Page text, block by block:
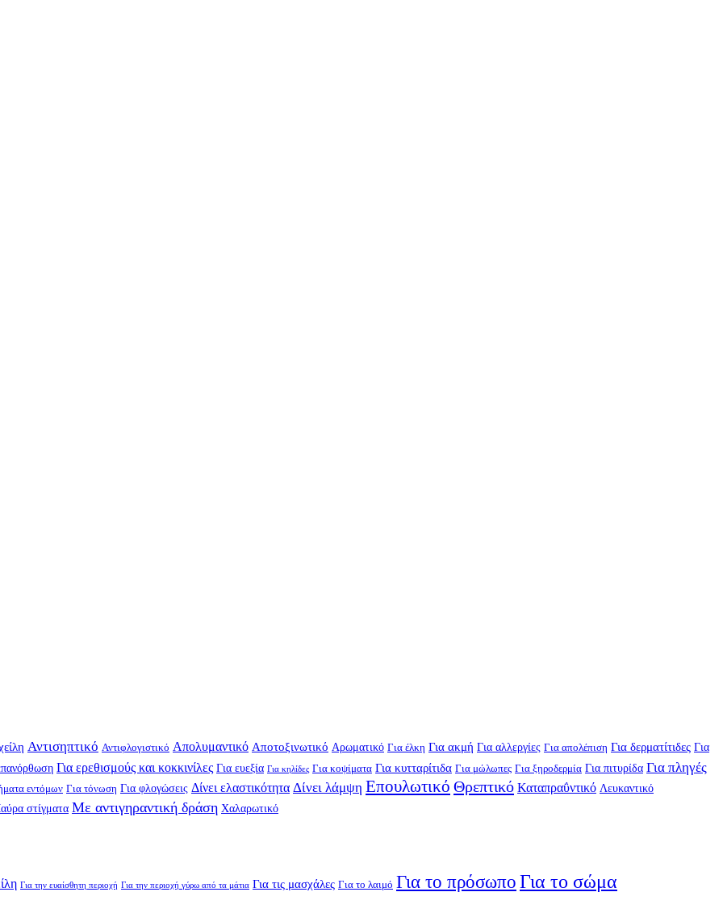
Αντισηπτικό Αντιφλογιστικό Απολυμαντικό Αποτοξινωτικό Αρωματικό Για έλκη Για ακμή Για αλλεργίες Για απολέπιση Για δερματίτιδες Για
Για ερεθισμούς και κοκκινίλες Για ευεξία Για κηλίδες Για κοψίματα Για κυτταρίτιδα Για μώλωπες Για ξηροδερμία Για πιτυρίδα Για πληγές
εντόμων Για τόνωση Για φλογώσεις Δίνει ελαστικότητα Δίνει λάμψη Επουλωτικό Θρεπτικό Καταπραΰντικό Λευκαντικό
στίγματα Με αντιγηραντική δράση Χαλαρωτικό
Για την ευαίσθητη περιοχή Για την περιοχή γύρω από τα μάτια Για τις μασχάλες Για το λαιμό Για το πρόσωπο Για το σώμα